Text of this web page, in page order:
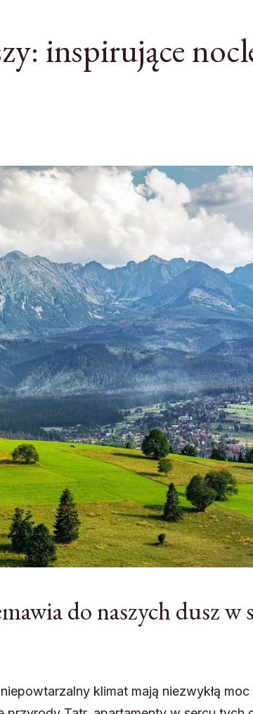
inspirujące
do naszych dusz w
klimat mają niezwykłą moc